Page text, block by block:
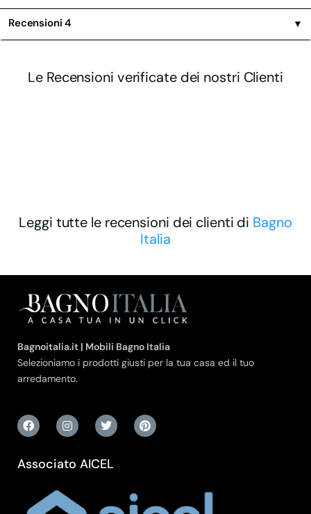
Recensioni4 ▼
Le Recensioni verificate dei nostri Clienti
Leggi tutte le recensioni dei clienti di Bagno
Italia
Bagnoitalia.it | Mobili Bagno Italia
Selezioniamo i prodotti giusti per la tua casa ed il tuo
arredamento.
Associato AICEL